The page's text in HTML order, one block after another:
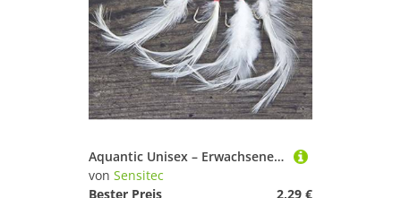
Aquantic Unisex – Erwachsene 10C4039507138899C10 Makrelen-Vorfach 3 Meeresvorfach Gr. 2/0 (5311 020), Bunt, Normal
von Sensitec
Bester Preis
2,29 €